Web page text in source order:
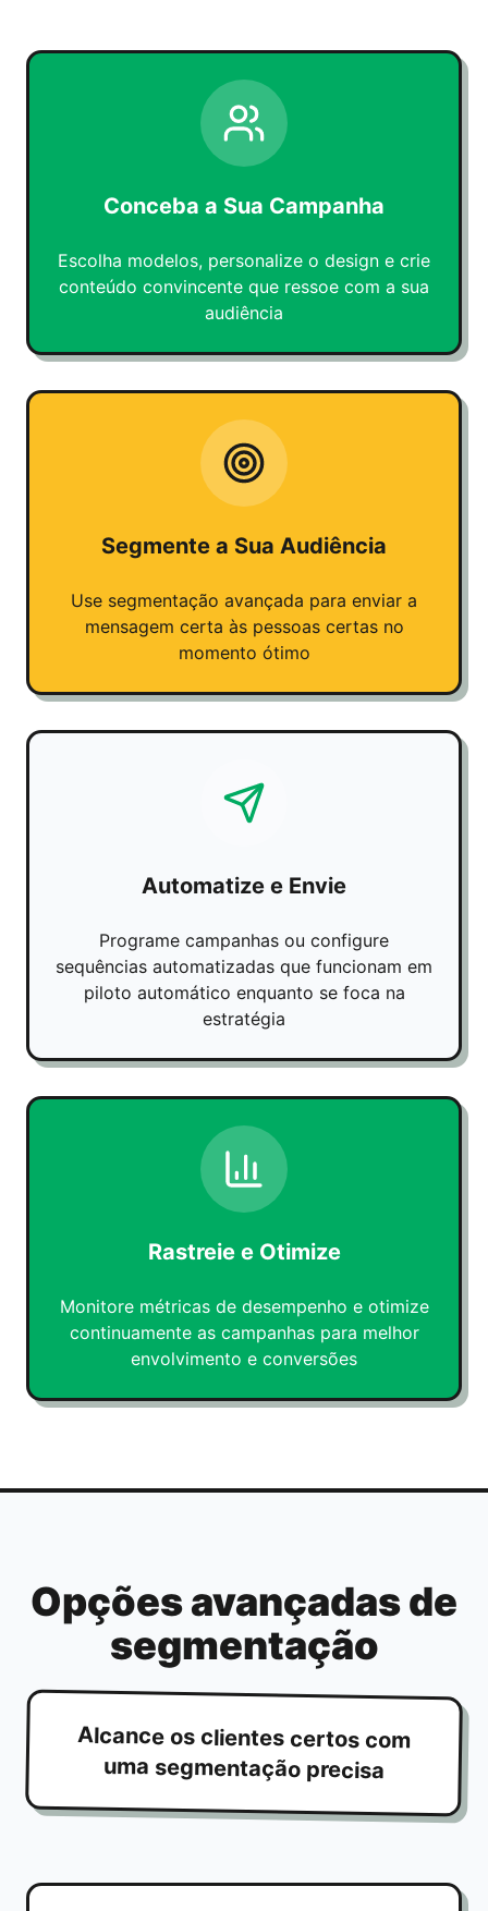
Conceba a Sua Campanha
Escolha modelos, personalize o design e crie
conteúdo convincente que ressoe com a sua
audiência
Segmente a Sua Audiência
Use segmentação avançada para enviar a
mensagem certa às pessoas certas no
momento ótimo
Automatize e Envie
Programe campanhas ou configure
sequências automatizadas que funcionam em
piloto automático enquanto se foca na
estratégia
Rastreie e Otimize
Monitore métricas de desempenho e otimize
continuamente as campanhas para melhor
envolvimento e conversões
Opções avançadas de
segmentação
Alcance os clientes certos com
uma segmentação precisa